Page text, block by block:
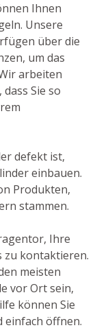
Ihnen
Unsere
über die
um das
arbeiten
Sie so
defekt ist,
einbauen.
Produkten,
stammen.
Ihre
zu kontaktieren.
meisten
vor Ort sein,
können Sie
einfach öffnen.